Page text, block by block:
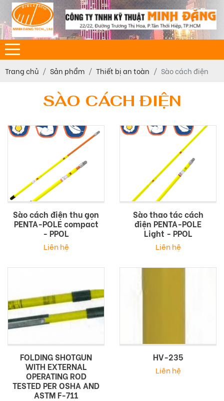
Trang chủ Sản phẩm Thiết bị an toàn Sào cách điện
SÀO CÁCH ĐIỆN
Sào cách điện thu gọn
PENTA-POLE compact
- PPOL
Liên hệ
Sào thao tác cách
điện PENTA-POLE
Light - PPOL
Liên hệ
FOLDING SHOTGUN
WITH EXTERNAL
OPERATING ROD
TESTED PER OSHA AND
ASTM F-711
HV-235
Liên hệ